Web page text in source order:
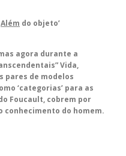
Além do objeto’
agora durante a
Vida,
pares de modelos
‘categorias’ para as
Foucault, cobrem por
conhecimento do homem.